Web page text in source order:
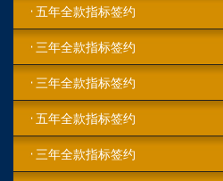
五年全款指标签约
三年全款指标签约
三年全款指标签约
五年全款指标签约
三年全款指标签约